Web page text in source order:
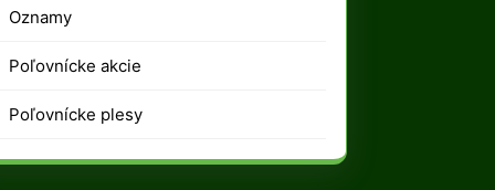
Oznamy
Poľovnícke akcie
Poľovnícke plesy